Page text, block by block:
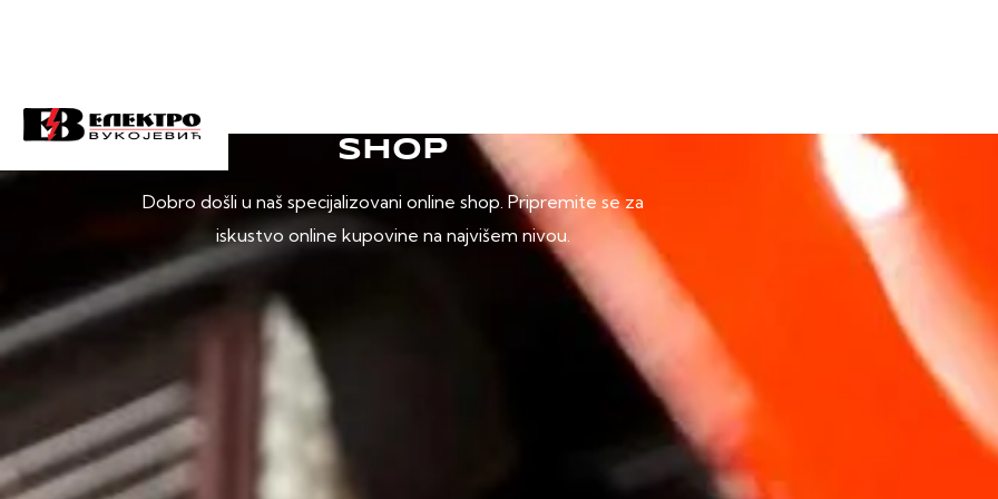
SHOP
Dobro došli u naš specijalizovani online shop. Pripremite se za
iskustvo online kupovine na najvišem nivou.